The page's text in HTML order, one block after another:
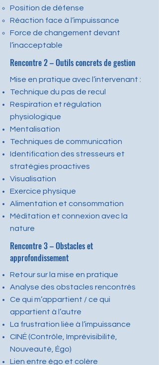
Position de défense
Réaction face à l’impuissance
Force de changement devant
l’inacceptable
Rencontre 2 – Outils concrets de gestion
Mise en pratique avec l’intervenant :
Technique du pas de recul
Respiration et régulation
physiologique
Mentalisation
Techniques de communication
Identification des stresseurs et
stratégies proactives
Visualisation
Exercice physique
Alimentation et consommation
Méditation et connexion avec la
nature
Rencontre 3 – Obstacles et
approfondissement
Retour sur la mise en pratique
Analyse des obstacles rencontrés
Ce qui m’appartient / ce qui
appartient à l’autre
La frustration liée à l’impuissance
CINÉ (Contrôle, Imprévisibilité,
Nouveauté, Égo)
Lien entre égo et colère